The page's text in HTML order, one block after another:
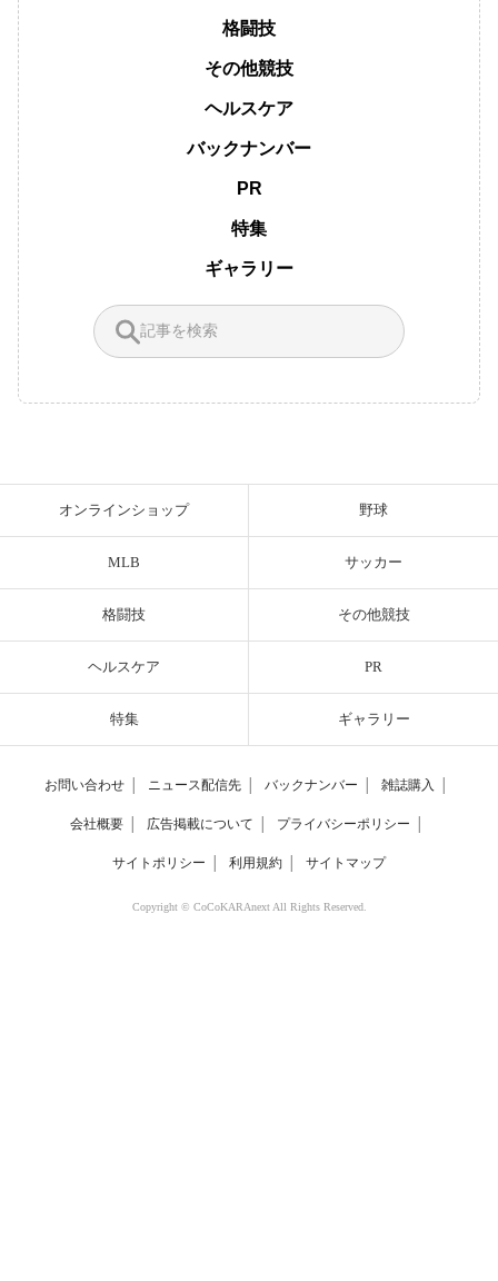
格闘技
その他競技
ヘルスケア
バックナンバー
PR
特集
ギャラリー
オンラインショップ 野球
MLB サッカー
格闘技 その他競技
ヘルスケア PR
特集 ギャラリー
お問い合わせ ニュース配信先 バックナンバー 雑誌購入
会社概要 広告掲載について プライバシーポリシー
サイトポリシー 利用規約 サイトマップ
Copyright © CoCoKARAnext All Rights Reserved.